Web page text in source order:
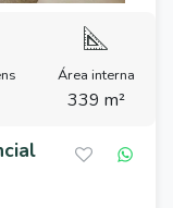
Área interna
339 m²